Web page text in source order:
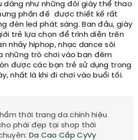
dáng như những đôi giày thể thao
phần đế được thiết kế rất
đèn led phát sáng. Ban đầu, giày
trẻ lựa chọn để trình diễn trên
nhảy hiphop, nhạc dance sôi
những trò chơi vào ban đêm
được các bạn trẻ sử dụng trong
nhất là khi đi chơi vào buổi tối.
thời trang da chính hiệu
phái đẹp tại shop thời
Da Cao Cấp CyVy